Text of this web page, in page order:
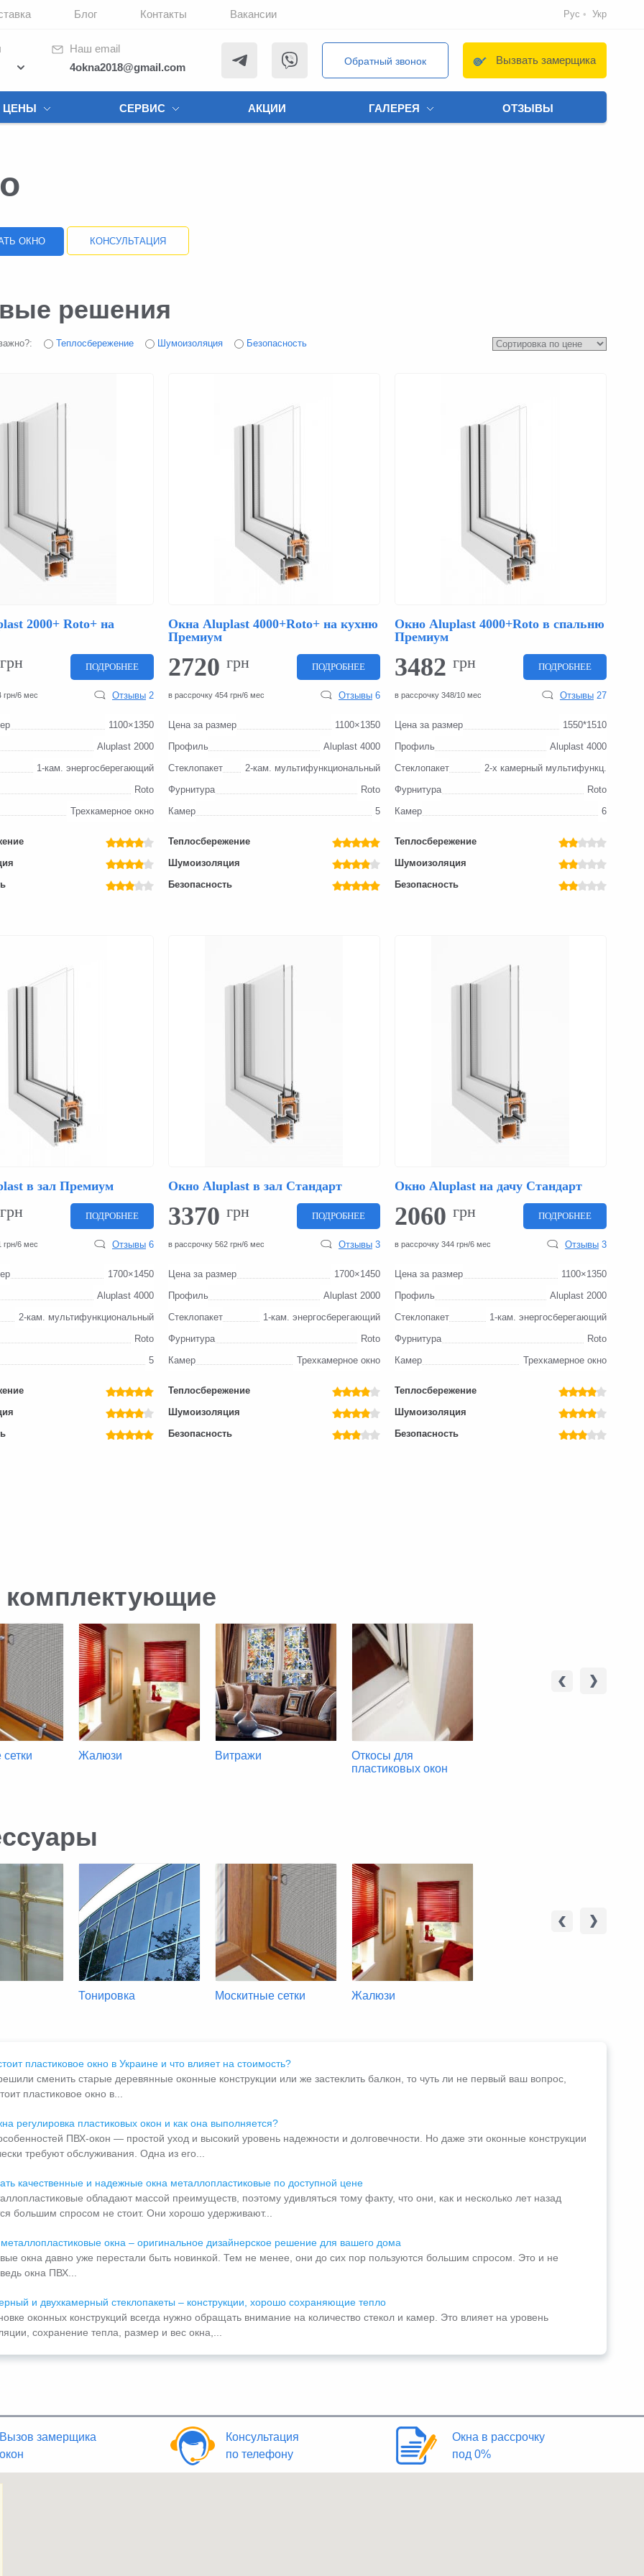
Блог Контакты Вакансии Рус Укр
Наш email
4okna2018@gmail.com
Обратный звонок Вызвать замерщика
ЦЕНЫ СЕРВИС АКЦИИ ГАЛЕРЕЯ ОТЗЫВЫ
ОКНО КОНСУЛЬТАЦИЯ
решения
Теплосбережение Шумоизоляция Безопасность
2000+ Roto+ на
грн ПОДРОБНЕЕ
грн/6 мес Отзывы2
1100×1350
Aluplast 2000
1-кам. энергосберегающий
Roto
Трехкамерное окно
Окна Aluplast 4000+Roto+ на кухню
Премиум
2720 грн ПОДРОБНЕЕ
в рассрочку 454 грн/6 мес Отзывы6
Цена за размер
1100×1350
Профиль
Aluplast 4000
Стеклопакет
2-кам. мультифункциональный
Фурнитура
Roto
Камер
5
Теплосбережение
Шумоизоляция
Безопасность
Окно Aluplast 4000+Roto в спальню
Премиум
3482 грн ПОДРОБНЕЕ
в рассрочку 348/10 мес Отзывы27
Цена за размер
1550*1510
Профиль
Aluplast 4000
Стеклопакет
2-x камерный мультифункц.
Фурнитура
Roto
Камер
6
Теплосбережение
Шумоизоляция
Безопасность
в зал Премиум
грн ПОДРОБНЕЕ
грн/6 мес Отзывы6
1700×1450
Aluplast 4000
2-кам. мультифункциональный
Roto
5
Окно Aluplast в зал Стандарт
3370 грн ПОДРОБНЕЕ
в рассрочку 562 грн/6 мес Отзывы3
Цена за размер
1700×1450
Профиль
Aluplast 2000
Стеклопакет
1-кам. энергосберегающий
Фурнитура
Roto
Камер
Трехкамерное окно
Теплосбережение
Шумоизоляция
Безопасность
Окно Aluplast на дачу Стандарт
2060 грн ПОДРОБНЕЕ
в рассрочку 344 грн/6 мес Отзывы3
Цена за размер
1100×1350
Профиль
Aluplast 2000
Стеклопакет
1-кам. энергосберегающий
Фурнитура
Roto
Камер
Трехкамерное окно
Теплосбережение
Шумоизоляция
Безопасность
Жалюзи Витражи
Откосы для
пластиковых окон
Тонировка Москитные сетки Жалюзи
пластиковое окно в Украине и что влияет на стоимость?
сменить старые деревянные оконные конструкции или же застеклить балкон, то чуть ли не первый ваш вопрос,
пластиковое окно в...
регулировка пластиковых окон и как она выполняется?
ПВХ-окон — простой уход и высокий уровень надежности и долговечности. Но даже эти оконные конструкции
требуют обслуживания. Одна из его...
качественные и надежные окна металлопластиковые по доступной цене
обладают массой преимуществ, поэтому удивляться тому факту, что они, как и несколько лет назад
большим спросом не стоит. Они хорошо удерживают...
окна – оригинальное дизайнерское решение для вашего дома
окна давно уже перестали быть новинкой. Тем не менее, они до сих пор пользуются большим спросом. Это и не
окна ПВХ...
и двухкамерный стеклопакеты – конструкции, хорошо сохраняющие тепло
оконных конструкций всегда нужно обращать внимание на количество стекол и камер. Это влияет на уровень
сохранение тепла, размер и вес окна,...
Вызов замерщика
окон
Консультация
по телефону
Окна в рассрочку
под 0%